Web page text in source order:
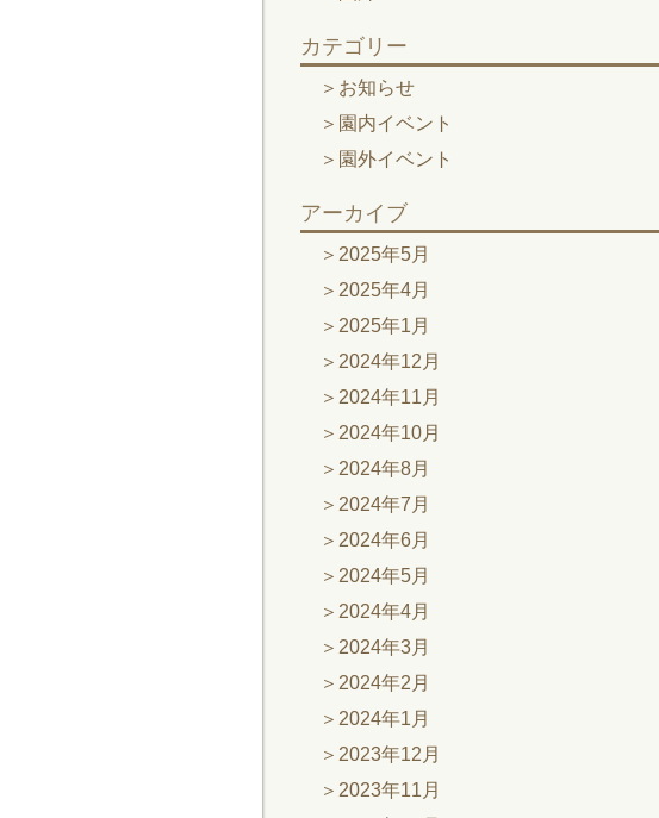
カテゴリー
お知らせ
園内イベント
園外イベント
アーカイブ
2025年5月
2025年4月
2025年1月
2024年12月
2024年11月
2024年10月
2024年8月
2024年7月
2024年6月
2024年5月
2024年4月
2024年3月
2024年2月
2024年1月
2023年12月
2023年11月